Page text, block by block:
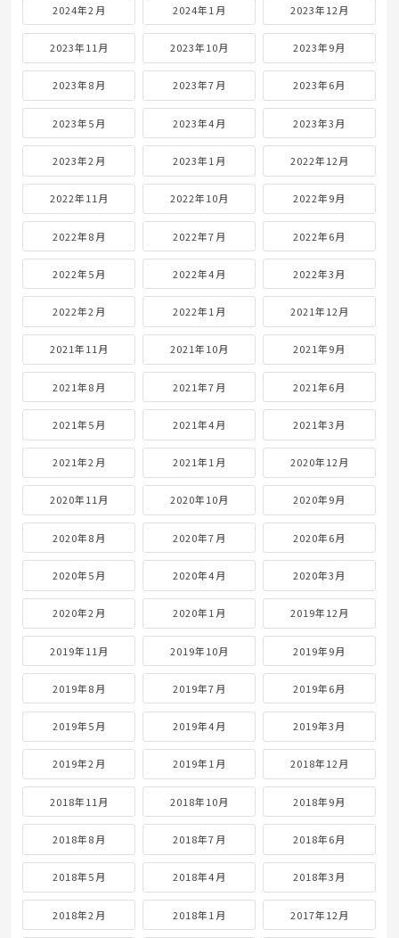
2024年2月 2024年1月 2023年12月
2023年11月 2023年10月 2023年9月
2023年8月 2023年7月 2023年6月
2023年5月 2023年4月 2023年3月
2023年2月 2023年1月 2022年12月
2022年11月 2022年10月 2022年9月
2022年8月 2022年7月 2022年6月
2022年5月 2022年4月 2022年3月
2022年2月 2022年1月 2021年12月
2021年11月 2021年10月 2021年9月
2021年8月 2021年7月 2021年6月
2021年5月 2021年4月 2021年3月
2021年2月 2021年1月 2020年12月
2020年11月 2020年10月 2020年9月
2020年8月 2020年7月 2020年6月
2020年5月 2020年4月 2020年3月
2020年2月 2020年1月 2019年12月
2019年11月 2019年10月 2019年9月
2019年8月 2019年7月 2019年6月
2019年5月 2019年4月 2019年3月
2019年2月 2019年1月 2018年12月
2018年11月 2018年10月 2018年9月
2018年8月 2018年7月 2018年6月
2018年5月 2018年4月 2018年3月
2018年2月 2018年1月 2017年12月